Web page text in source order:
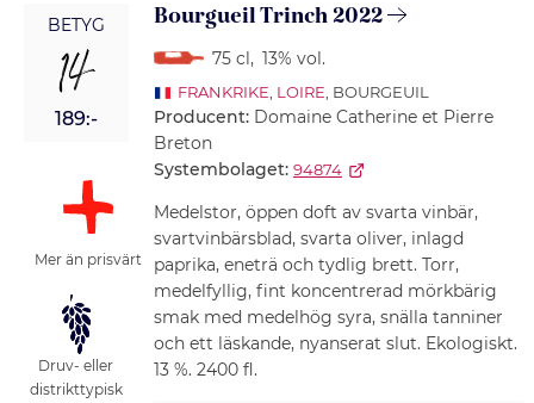
BETYG
14
189:-
Mer än prisvärt
Druv- eller
distrikttypisk
Bourgueil Trinch 2022
75 cl, 13% vol.
FRANKRIKE, LOIRE, BOURGEUIL
Producent: Domaine Catherine et Pierre
Breton
Systembolaget: 94874
Medelstor, öppen doft av svarta vinbär,
svartvinbärsblad, svarta oliver, inlagd
paprika, eneträ och tydlig brett. Torr,
medelfyllig, fint koncentrerad mörkbärig
smak med medelhög syra, snälla tanniner
och ett läskande, nyanserat slut. Ekologiskt.
13 %. 2400 fl.